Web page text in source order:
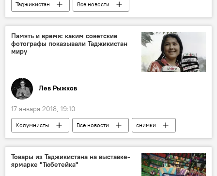
Таджикистан
Все новости
коррупция
МВД Таджикистана
Память и время: каким советские
фотографы показывали Таджикистан
миру
Лев Рыжков
17 января 2018, 19:10
Колумнисты Все новости
снимки
Фото
Таджикистан
Товары из Таджикистана на выставке-
ярмарке "Тюбетейка"